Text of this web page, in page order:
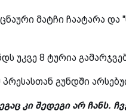
მატჩი ჩაატარა
უკვე 8 ტურია
გუნდში
კი შედეგი არ ჩანს.